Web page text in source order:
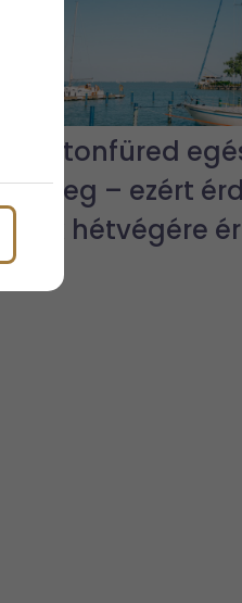
Balatonfüred
pezseg – ezért
csak hétvégére